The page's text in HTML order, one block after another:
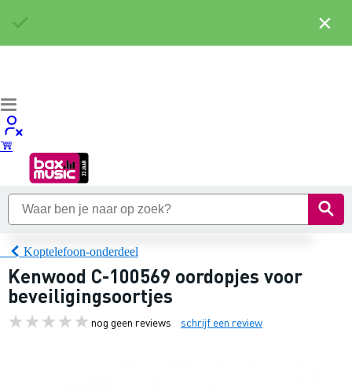
Koptelefoon-onderdeel
Kenwood C-100569 oordopjes voor
beveiligingsoortjes
nog geen reviews schrijf een review
×